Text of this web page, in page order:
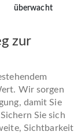
überwacht
zur
Wir sorgen
damit Sie
Sie sich
Sichtbarkeit